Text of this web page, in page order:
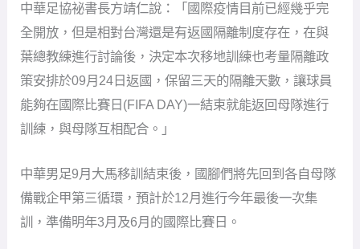
中華足協祕書長方靖仁說：「國際疫情目前已經幾乎完
全開放，但是相對台灣還是有返國隔離制度存在，在與
葉總教練進行討論後，決定本次移地訓練也考量隔離政
策安排於09月24日返國，保留三天的隔離天數，讓球員
能夠在國際比賽日(FIFA DAY)一結束就能返回母隊進行
訓練，與母隊互相配合。」
中華男足9月大馬移訓結束後，國腳們將先回到各自母隊
備戰企甲第三循環，預計於12月進行今年最後一次集
訓，準備明年3月及6月的國際比賽日。